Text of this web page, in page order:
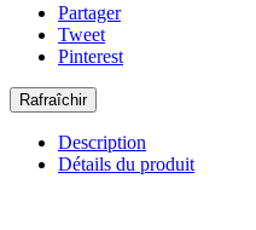
Partager
Tweet
Pinterest
Description
Détails du produit